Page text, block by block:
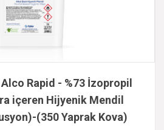
Rapid - %73 İzopropil
içeren Hijyenik Mendil
(350 Yaprak Kova)